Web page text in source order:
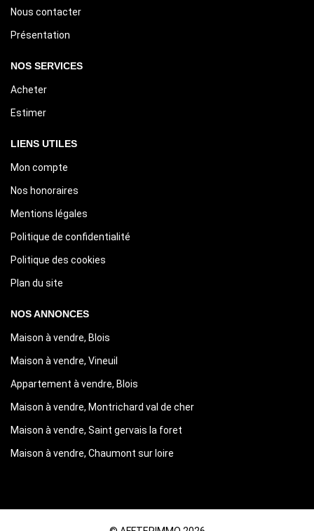
Nous contacter
Présentation
NOS SERVICES
Acheter
Estimer
LIENS UTILES
Mon compte
Nos honoraires
Mentions légales
Politique de confidentialité
Politique des cookies
Plan du site
NOS ANNONCES
Maison à vendre, Blois
Maison à vendre, Vineuil
Appartement à vendre, Blois
Maison à vendre, Montrichard val de cher
Maison à vendre, Saint gervais la foret
Maison à vendre, Chaumont sur loire